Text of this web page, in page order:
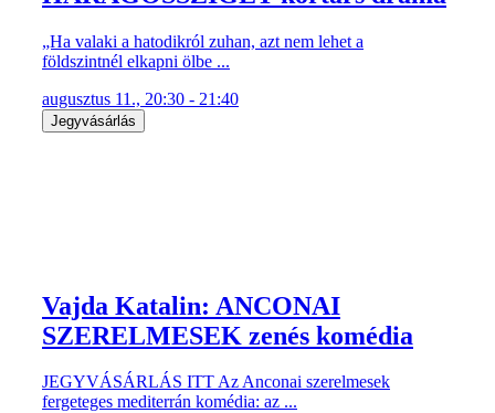
„Ha valaki a hatodikról zuhan, azt nem lehet a
földszintnél elkapni ölbe ...
augusztus 11., 20:30 - 21:40
Jegyvásárlás
Vajda Katalin: ANCONAI
SZERELMESEK zenés komédia
JEGYVÁSÁRLÁS ITT Az Anconai szerelmesek
fergeteges mediterrán komédia: az ...